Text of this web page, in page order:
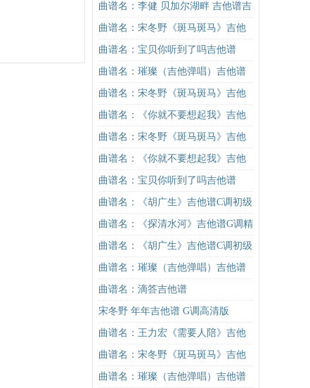
曲谱名：李健 贝加尔湖畔 吉他谱吉
他谱
曲谱名：宋冬野《斑马斑马》吉他
谱G调初级进阶版（酷音小伟吉他教
学）吉他谱
曲谱名：宝贝你听到了吗吉他谱
曲谱名：璀璨（吉他弹唱）吉他谱
曲谱名：宋冬野《斑马斑马》吉他
谱G调初级进阶版（酷音小伟吉他教
学）吉他谱
曲谱名：《你就不要想起我》吉他
谱C调简单版吉他谱
曲谱名：宋冬野《斑马斑马》吉他
谱C调简单版（酷音小伟吉他教学）
吉他谱
曲谱名：《你就不要想起我》吉他
谱C调简单版吉他谱
曲谱名：宝贝你听到了吗吉他谱
曲谱名：《胡广生》吉他谱C调初级
进阶版（酷音小伟吉他弹唱教学）
吉他谱
曲谱名：《探清水河》吉他谱G调精
华版 摩登兄弟 高音教编配吉他谱
曲谱名：《胡广生》吉他谱C调初级
进阶版（酷音小伟吉他弹唱教学）
吉他谱
曲谱名：璀璨（吉他弹唱）吉他谱
曲谱名：滴答吉他谱
宋冬野 年年吉他谱 G调高清版
曲谱名：王力宏《需要人陪》吉他
谱C调原版（酷音小伟吉他教学）吉
他谱
曲谱名：宋冬野《斑马斑马》吉他
谱C调简单版（酷音小伟吉他教学）
曲谱名：璀璨（吉他弹唱）吉他谱